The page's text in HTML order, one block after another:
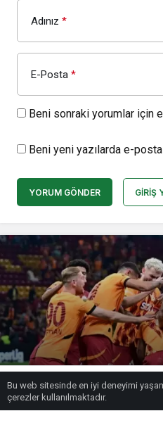
Adınız *
E-Posta *
Beni sonraki yorumlar için
Beni yeni yazılarda e-
YORUM GÖNDER GIRIŞ
Galatasaray,
elinden alabilir
Bu web sitesinde en iyi deneyimi
çerezler kullanılmaktadır.